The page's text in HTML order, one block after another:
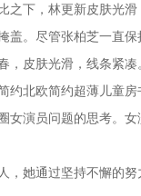
之下，林更新皮肤光
盖。尽管张柏芝一直
，皮肤光滑，线条紧凑
约北欧简约超薄儿童房
女演员问题的思考。
，她通过坚持不懈的